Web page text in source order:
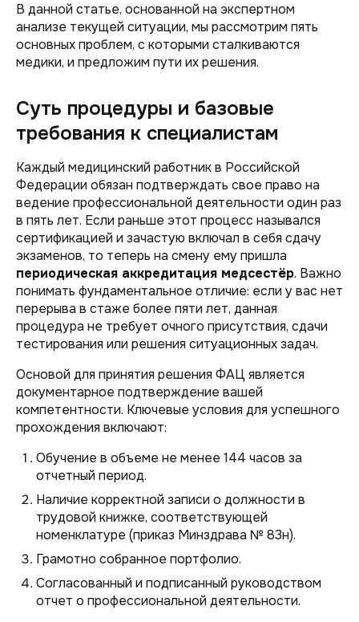
В данной статье, основанной на экспертном
анализе текущей ситуации, мы рассмотрим пять
основных проблем, с которыми сталкиваются
медики, и предложим пути их решения.
Суть процедуры и базовые
требования к специалистам
Каждый медицинский работник в Российской
Федерации обязан подтверждать свое право на
ведение профессиональной деятельности один раз
в пять лет. Если раньше этот процесс назывался
сертификацией и зачастую включал в себя сдачу
экзаменов, то теперь на смену ему пришла
периодическая аккредитация медсестёр. Важно
понимать фундаментальное отличие: если у вас нет
перерыва в стаже более пяти лет, данная
процедура не требует очного присутствия, сдачи
тестирования или решения ситуационных задач.
Основой для принятия решения ФАЦ является
документарное подтверждение вашей
компетентности. Ключевые условия для успешного
прохождения включают:
Обучение в объеме не менее 144 часов за
отчетный период.
Наличие корректной записи о должности в
трудовой книжке, соответствующей
номенклатуре (приказ Минздрава № 83н).
Грамотно собранное портфолио.
Согласованный и подписанный руководством
отчет о профессиональной деятельности.